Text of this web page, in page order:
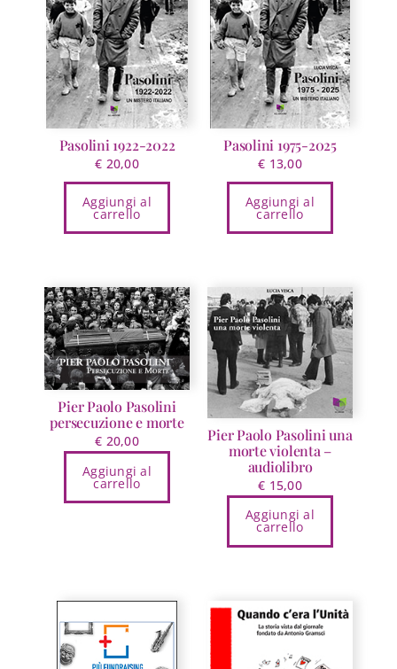
possono
essere
scelte
nella
pagina
del
prodotto
Pasolini 1922-2022
€ 20,00
Aggiungi al
carrello
Pasolini 1975-2025
€ 13,00
Aggiungi al
carrello
Pier Paolo Pasolini
persecuzione e morte
€ 20,00
Aggiungi al
carrello
Pier Paolo Pasolini una
morte violenta –
audiolibro
€ 15,00
Aggiungi al
carrello